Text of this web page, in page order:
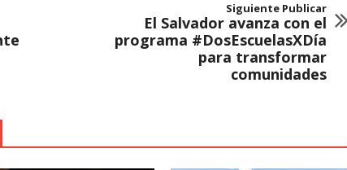
Siguiente Publicar
El Salvador avanza con el
programa #DosEscuelasXDía
para transformar
comunidades